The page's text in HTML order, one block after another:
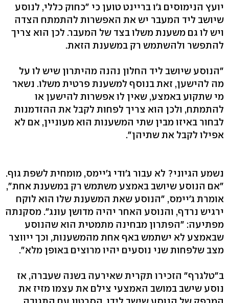
יועץ הנימוסים ג'ו בריינט טוען כי "כחוק כללי, לנוסע
שיושב ליד המעבר יש את האפשרות להתמתח הצדה
ויש לו גם משענת משלו בצד של המעבר. לכן הוא צריך
להתפשר ולהשתמש רק במשענת הזאת.
"הנוסע שיושב ליד החלון נהנה מהיתרון שיש לו על
מה להישען, זאת בנוסף למשענת פרטית משלו. נשאר
מי שתקוע באמצע, שאין לו אפשרות להישען או
להתמתח, ולכן הוא צריך לפחות לקבל את ההזדמנות
לבחור באיזו מבין שתי המשענות הוא מעוניין, אם לא
אפילו לקבל את שתיהן".
נשמע הגיוני? לא עבור ג'ודי ג'יימס, מומחית לשפת גוף.
"אם הנוסע שיושב באמצע משתמש רק במשענת אחת",
אומרת ג'יימס, "הנוסע שאת המשענת שלו הוא לוקח
ירגיש נרדף, והנוסע האחר יהיה מדושן עונג". מסקנתה
מפתיעה: "הפתרון מבחינה מתמטית הוא שהנוסע
שבאמצע לא ישתמש באף אחת מהמשענות, וכך ייווצר
מצב שלפחות שני נוסעים יהיו מרוצים באופן מלא".
ב"טלגרף" הזכירו תקרית שאירעה בשנה שעברה, אז
נוסע שישב במושב האמצעי צילם את עצמו מזיז את